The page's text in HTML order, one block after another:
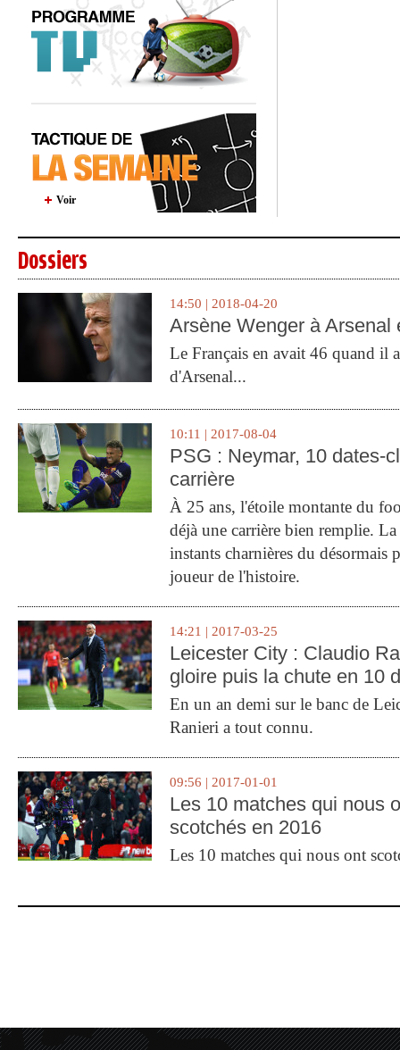
Voir
Dossiers
14:50 | 2018-04-20
Arsène Wenger à Arsenal
Le Français en avait 46 quand il
d'Arsenal...
10:11 | 2017-08-04
PSG : Neymar, 10 dates-
carrière
À 25 ans, l'étoile montante du
déjà une carrière bien remplie.
instants charnières du désormais
joueur de l'histoire.
14:21 | 2017-03-25
Leicester City : Claudio
gloire puis la chute en 10
En un an demi sur le banc de
Ranieri a tout connu.
09:56 | 2017-01-01
Les 10 matches qui nous
scotchés en 2016
Les 10 matches qui nous ont